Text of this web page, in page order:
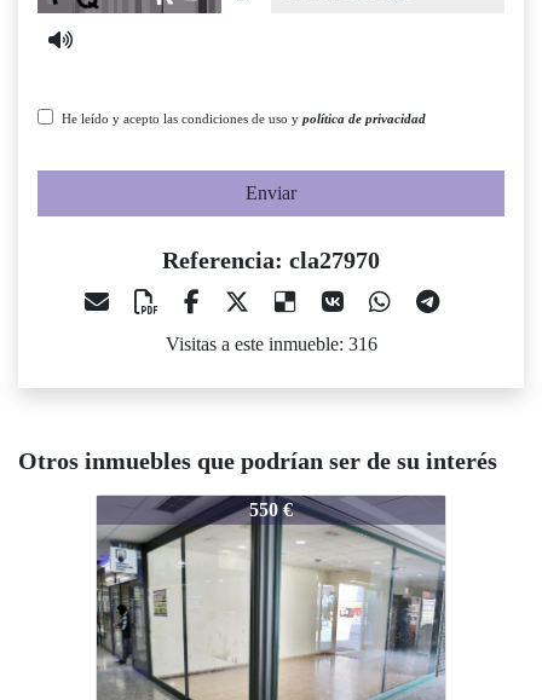
He leído y acepto las condiciones de uso y política de privacidad
Enviar
Referencia: cla27970
Visitas a este inmueble: 316
Otros inmuebles que podrían ser de su interés
cla27970
550 €
cla27970 500 €